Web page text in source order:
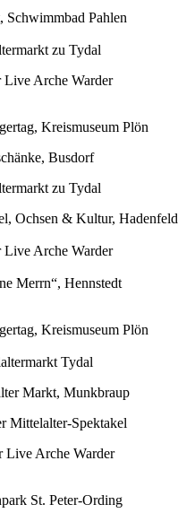
Schwimmbad Pahlen
zu Tydal
Live Arche Warder
Kreismuseum Plön
Busdorf
zu Tydal
Ochsen & Kultur, Hadenfeld
Live Arche Warder
Merrn“, Hennstedt
Kreismuseum Plön
Tydal
Markt, Munkbraup
Mittelalter-Spektakel
Live Arche Warder
St. Peter-Ording